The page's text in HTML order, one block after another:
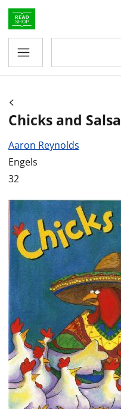
Chicks and Salsa
Aaron Reynolds
Engels
32